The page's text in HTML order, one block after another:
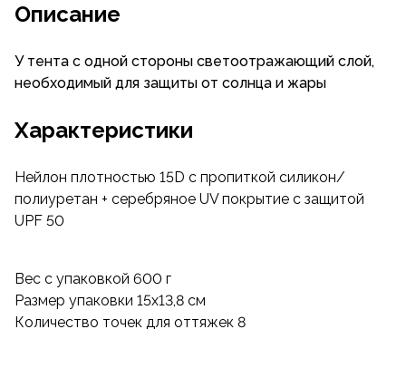
Описание
У тента с одной стороны светоотражающий слой,
необходимый для защиты от солнца и жары
Характеристики
Нейлон плотностью 15D с пропиткой силикон/
полиуретан + серебряное UV покрытие с защитой
UPF 50
Вес с упаковкой 600 г
Размер упаковки 15х13,8 см
Количество точек для оттяжек 8